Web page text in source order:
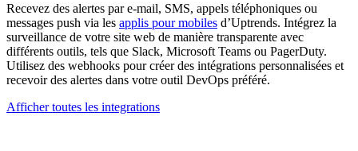
Recevez des alertes par e-mail, SMS, appels téléphoniques ou
messages push via les applis pour mobiles d’Uptrends. Intégrez la
surveillance de votre site web de manière transparente avec
différents outils, tels que Slack, Microsoft Teams ou PagerDuty.
Utilisez des webhooks pour créer des intégrations personnalisées et
recevoir des alertes dans votre outil DevOps préféré.
Afficher toutes les integrations